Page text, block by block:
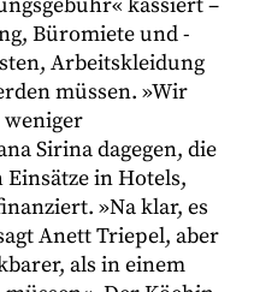
Büromiete und -
Arbeitskleidung
müssen. »Wir
weniger
Sirina dagegen, die
in Hotels,
»Na klar, es
Anett Triepel, aber
als in einem